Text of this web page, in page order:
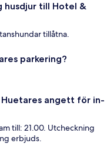
till Hotel &
tillåtna.
parkering?
angett för in-
till: 21.00. Utcheckning
erbjuds.